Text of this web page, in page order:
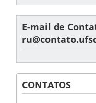
E-mail de
CONTATOS